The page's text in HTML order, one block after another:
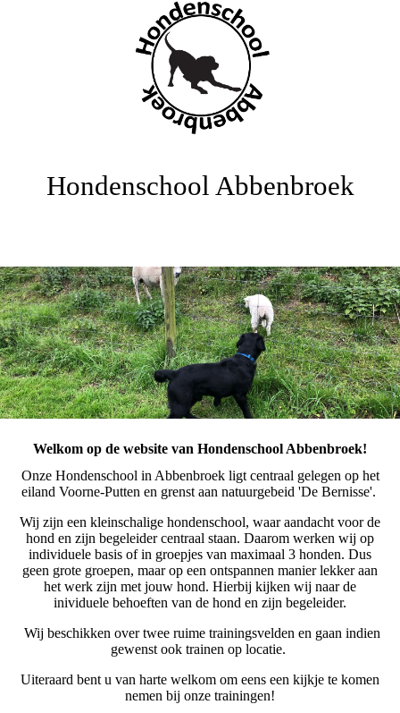
Hondenschool Abbenbroek
Welkom op de website van Hondenschool Abbenbroek!
Onze Hondenschool in Abbenbroek ligt centraal gelegen op het
eiland Voorne-Putten en grenst aan natuurgebeid 'De Bernisse'.
Wij zijn een kleinschalige hondenschool, waar aandacht voor de
hond en zijn begeleider centraal staan. Daarom werken wij op
individuele basis of in groepjes van maximaal 3 honden. Dus
geen grote groepen, maar op een ontspannen manier lekker aan
het werk zijn met jouw hond. Hierbij kijken wij naar de
inividuele behoeften van de hond en zijn begeleider.
Wij beschikken over twee ruime trainingsvelden en gaan indien
gewenst ook trainen op locatie.
Uiteraard bent u van harte welkom om eens een kijkje te komen
nemen bij onze trainingen!